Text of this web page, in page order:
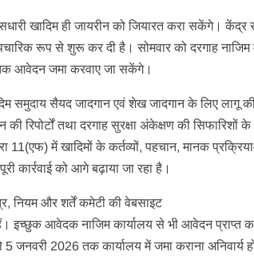
खादिम ही जायरीन को जियारत करा सकेंगे। केंद्र
रूप से शुरू कर दी है। सोमवार को दरगाह नाजिम
आवेदन जमा करवाए जा सकेंगे।
समुदाय सैयद जादगान एवं शेख जादगान के लिए लागू
रिपोर्टों तथा दरगाह सुरक्षा अंकेक्षण की
11(एफ) में खादिमों के कर्तव्यों, पहचान, मानक
कार्रवाई को आगे बढ़ाया जा रहा है।
नियम और शर्तें कमेटी की वेबसाइट
आवेदक नाजिम कार्यालय से भी आवेदन प्राप्त
2026 तक कार्यालय में जमा कराना अनिवार्य